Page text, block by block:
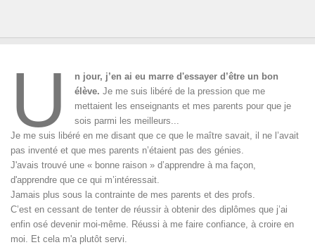
U
n jour, j’en ai eu marre d'essayer d’être un bon
élève.Je me suis libéré de la pression que me
mettaient les enseignants et mes parents pour que je
sois parmi les meilleurs...
Je me suis libéré en me disant que ce que le maître savait, il ne l’avait
pas inventé et que mes parents n’étaient pas des génies.
J'avais trouvé une « bonne raison » d’apprendre à ma façon,
d'apprendre que ce qui m’intéressait.
Jamais plus sous la contrainte de mes parents et des profs.
C’est en cessant de tenter de réussir à obtenir des diplômes que j’ai
enfin osé devenir moi-même. Réussi à me faire confiance, à croire en
moi. Et cela m'a plutôt servi.